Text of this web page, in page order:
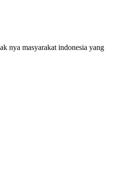
nya masyarakat indonesia yang